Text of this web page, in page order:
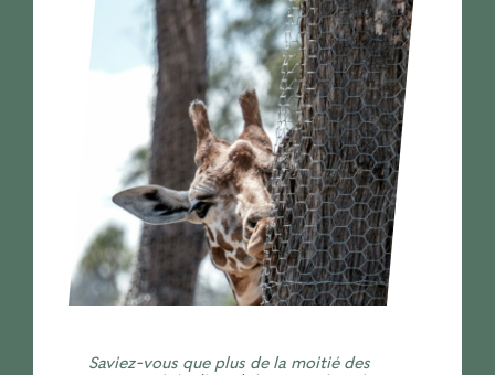
Saviez-vous que plus de la moitié des